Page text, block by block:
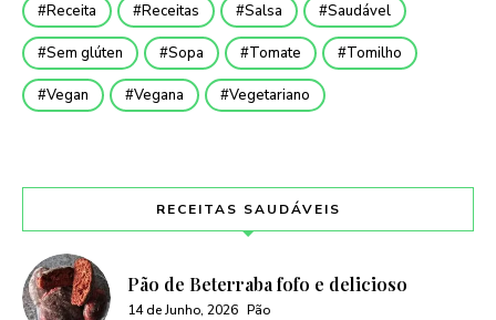
Receita Receitas Salsa Saudável
Sem glúten Sopa Tomate Tomilho
Vegan Vegana Vegetariano
RECEITAS SAUDÁVEIS
Pão de Beterraba fofo e delicioso
14 de Junho, 2026 Pão